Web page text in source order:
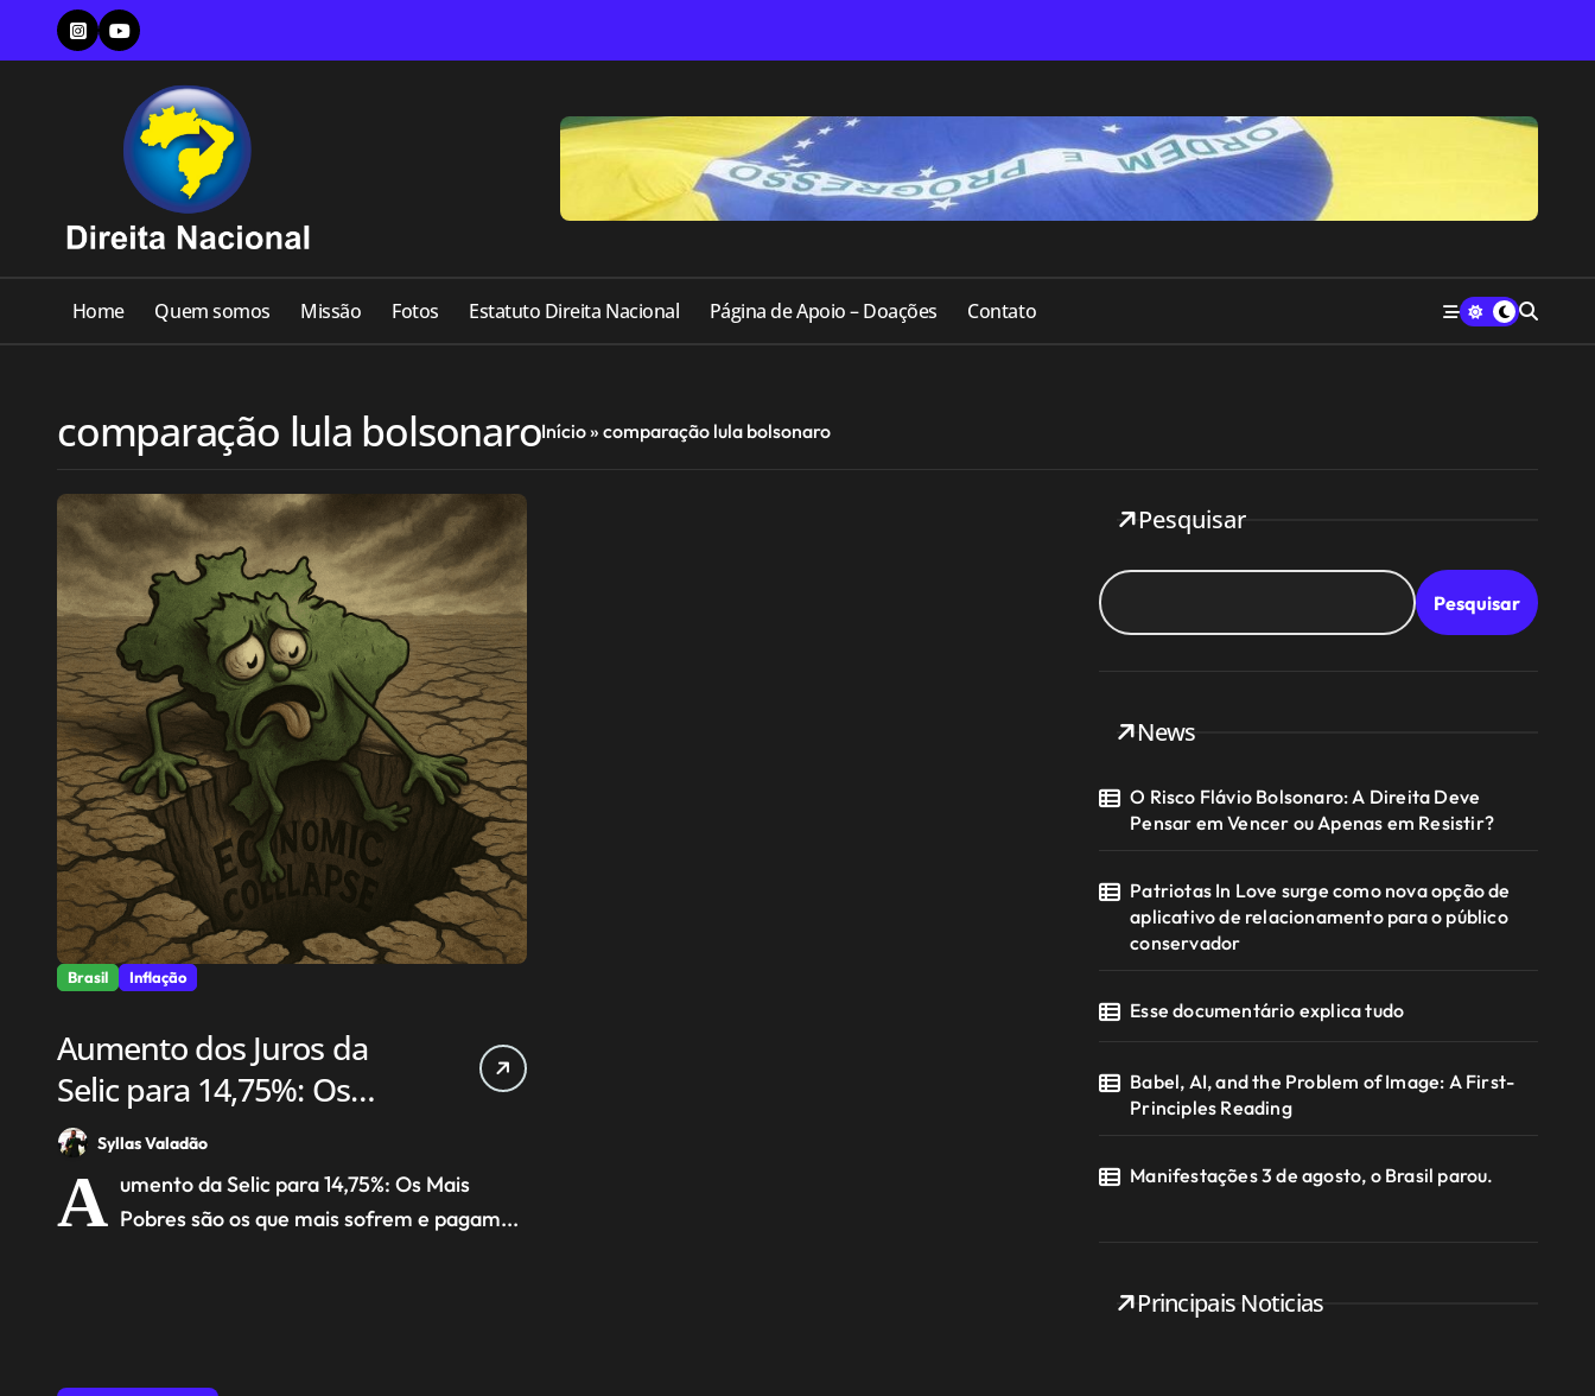
content
Home Quem somos Missão Fotos Estatuto Direita Nacional Página de Apoio – Doações Contato
comparação lula bolsonaroInício»comparação lula bolsonaro
Brasil Inflação
Aumento dos Juros da
Selic para 14,75%: Os
pobres pagam a conta.
Syllas Valadão
A umento da Selic para 14,75%: Os Mais
Pobres são os que mais sofrem e pagam...
Pesquisar
Pesquisar
News
O Risco Flávio Bolsonaro: A Direita Deve
Pensar em Vencer ou Apenas em Resistir?
Patriotas In Love surge como nova opção de
aplicativo de relacionamento para o público
conservador
Esse documentário explica tudo
Babel, AI, and the Problem of Image: A First-
Principles Reading
Manifestações 3 de agosto, o Brasil parou.
Principais Noticias